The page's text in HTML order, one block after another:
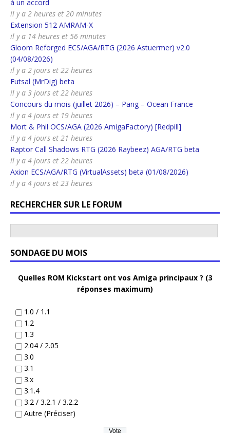
à un accord
il y a 2 heures et 20 minutes
Extension 512 AMRAM-X
il y a 14 heures et 56 minutes
Gloom Reforged ECS/AGA/RTG (2026 Astuermer) v2.0
(04/08/2026)
il y a 2 jours et 22 heures
Futsal (MrDig) beta
il y a 3 jours et 22 heures
Concours du mois (juillet 2026) – Pang – Ocean France
il y a 4 jours et 19 heures
Mort & Phil OCS/AGA (2026 AmigaFactory) [Redpill]
il y a 4 jours et 21 heures
Raptor Call Shadows RTG (2026 Raybeez) AGA/RTG beta
il y a 4 jours et 22 heures
Axion ECS/AGA/RTG (VirtualAssets) beta (01/08/2026)
il y a 4 jours et 23 heures
RECHERCHER SUR LE FORUM
SONDAGE DU MOIS
Quelles ROM Kickstart ont vos Amiga principaux ? (3
réponses maximum)
1.0 / 1.1
1.2
1.3
2.04 / 2.05
3.0
3.1
3.x
3.1.4
3.2 / 3.2.1 / 3.2.2
Autre (Préciser)